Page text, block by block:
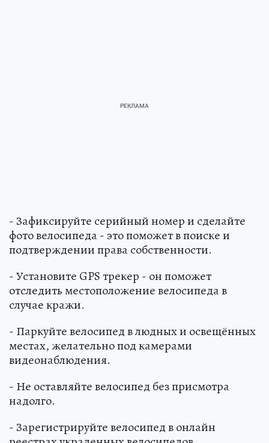
- Зафиксируйте серийный номер и сделайте
фото велосипеда - это поможет в поиске и
подтверждении права собственности.
- Установите GPS трекер - он поможет
отследить местоположение велосипеда в
случае кражи.
- Паркуйте велосипед в людных и освещённых
местах, желательно под камерами
видеонаблюдения.
- Не оставляйте велосипед без присмотра
надолго.
- Зарегистрируйте велосипед в онлайн